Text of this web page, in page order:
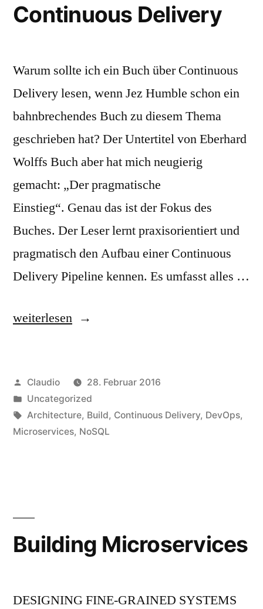
Continuous Delivery
Warum sollte ich ein Buch über Continuous
Delivery lesen, wenn Jez Humble schon ein
bahnbrechendes Buch zu diesem Thema
geschrieben hat? Der Untertitel von Eberhard
Wolffs Buch aber hat mich neugierig
gemacht: „Der pragmatische
Einstieg“. Genau das ist der Fokus des
Buches. Der Leser lernt praxisorientiert und
pragmatisch den Aufbau einer Continuous
Delivery Pipeline kennen. Es umfasst alles …
„Continuous
weiterlesen
Veröffentlicht
von
Claudio
28. Februar 2016
Veröffentlicht
unter
Uncategorized
Schlagwörter:
Architecture, Build, Continuous Delivery, DevOps,
Microservices, NoSQL
Building Microservices
DESIGNING FINE-GRAINED SYSTEMS